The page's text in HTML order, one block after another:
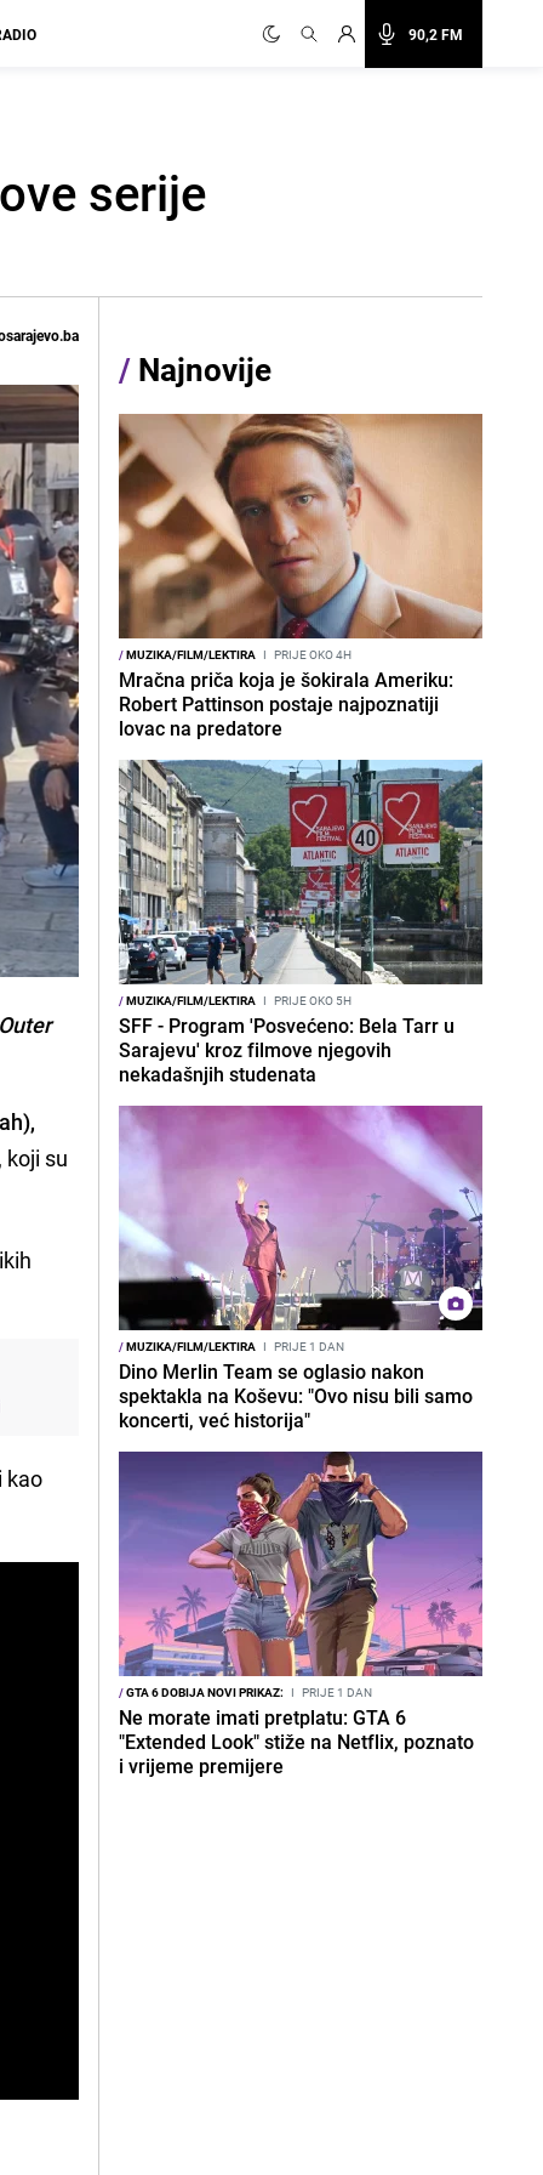
90,2 FM
serije
Outer
, koji su
kao
/ Najnovije
/MUZIKA/FILM/LEKTIRA I PRIJE OKO 4H
Mračna priča koja je šokirala Ameriku:
Robert Pattinson postaje najpoznatiji
lovac na predatore
/MUZIKA/FILM/LEKTIRA I PRIJE OKO 5H
SFF - Program 'Posvećeno: Bela Tarr u
Sarajevu' kroz filmove njegovih
nekadašnjih studenata
/MUZIKA/FILM/LEKTIRA I PRIJE 1 DAN
Dino Merlin Team se oglasio nakon
spektakla na Koševu: "Ovo nisu bili samo
koncerti, već historija"
/GTA 6 DOBIJA NOVI PRIKAZ: I PRIJE 1 DAN
Ne morate imati pretplatu: GTA 6
"Extended Look" stiže na Netflix, poznato
i vrijeme premijere